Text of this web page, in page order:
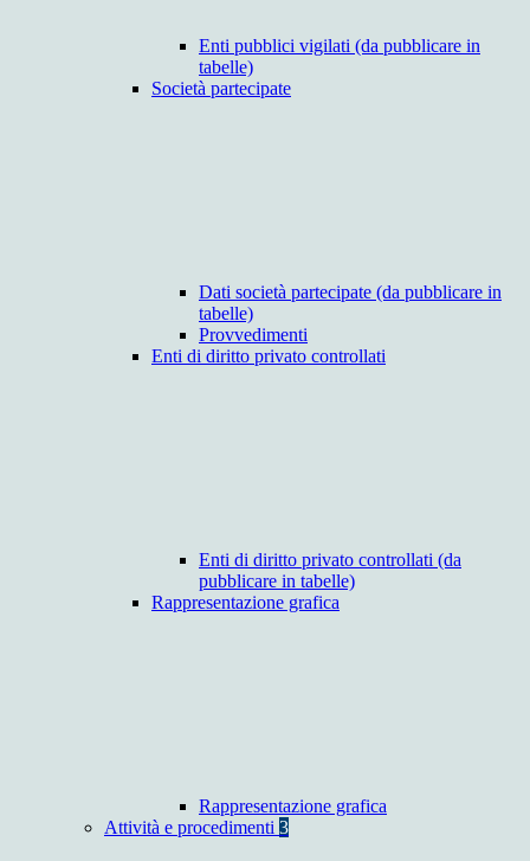
Enti pubblici vigilati (da pubblicare in
tabelle)
Società partecipate
Dati società partecipate (da pubblicare in
tabelle)
Provvedimenti
Enti di diritto privato controllati
Enti di diritto privato controllati (da
pubblicare in tabelle)
Rappresentazione grafica
Rappresentazione grafica
Attività e procedimenti 3